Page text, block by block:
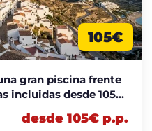
105€
gran piscina frente
incluidas desde 105€
desde 105€ p.p.